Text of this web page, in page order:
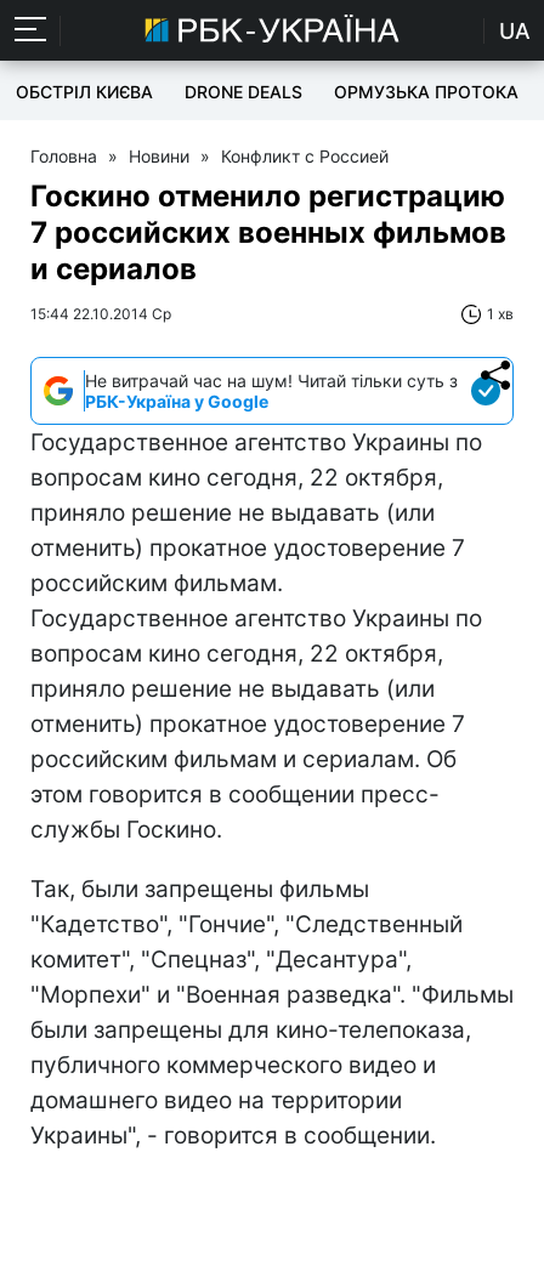
UA
ОБСТРІЛ КИЄВА DRONE DEALS ОРМУЗЬКА ПРОТОКА
Головна » Новини » Конфликт с Россией
Госкино отменило регистрацию
7 российских военных фильмов
и сериалов
15:44 22.10.2014 Ср 1 хв
Не витрачай час на шум! Читай тільки суть з
РБК-Україна у Google
Государственное агентство Украины по
вопросам кино сегодня, 22 октября,
приняло решение не выдавать (или
отменить) прокатное удостоверение 7
российским фильмам.
Государственное агентство Украины по
вопросам кино сегодня, 22 октября,
приняло решение не выдавать (или
отменить) прокатное удостоверение 7
российским фильмам и сериалам. Об
этом говорится в сообщении пресс-
службы Госкино.
Так, были запрещены фильмы
"Кадетство", "Гончие", "Следственный
комитет", "Спецназ", "Десантура",
"Морпехи" и "Военная разведка". "Фильмы
были запрещены для кино-телепоказа,
публичного коммерческого видео и
домашнего видео на территории
Украины", - говорится в сообщении.